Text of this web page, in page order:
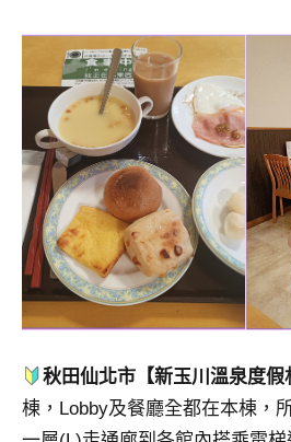
秋田仙北市【新玉川溫泉度假
棟，Lobby及餐廳全都在本棟，